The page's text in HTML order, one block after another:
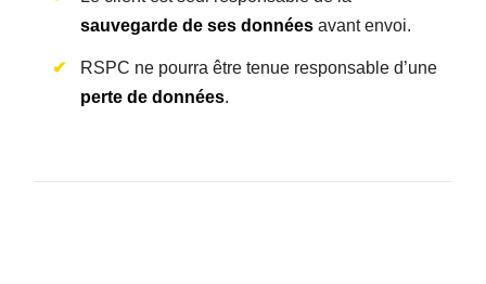
sauvegarde de ses donnéesavant envoi.
RSPC ne pourra être tenue responsable d’une
perte de données.